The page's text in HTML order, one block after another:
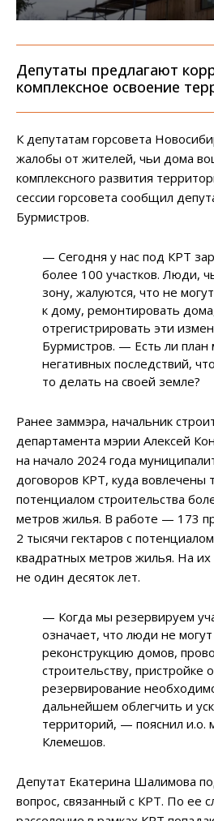
Депутаты предлагают
комплексное освоение
К депутатам горсовета
жалобы от жителей, чьи дома
комплексного развития
сессии горсовета сообщил
Бурмистров.
— Сегодня у нас под КРТ
более 100 участков. Люди,
зону, жалуются, что не
к дому, ремонтировать
отрегистрировать эти
Бурмистров. — Есть ли
негативных последствий,
то делать на своей земле?
Ранее заммэра, начальник
департамента мэрии Алексей
на начало 2024 года
договоров КРТ, куда вовлечены
потенциалом строительства
метров жилья. В работе — 173
2 тысячи гектаров с
квадратных метров жилья. На
не один десяток лет.
— Когда мы резервируем
означает, что люди не
реконструкцию домов,
строительству, пристройке
резервирование
дальнейшем облегчить и
территорий, — пояснил и.о.
Клемешов.
Депутат Екатерина Шалимова
вопрос, связанный с КРТ. По ее